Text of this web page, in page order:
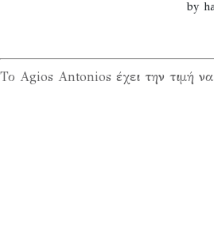
by
Το Agios Antonios έχει την τιμή να